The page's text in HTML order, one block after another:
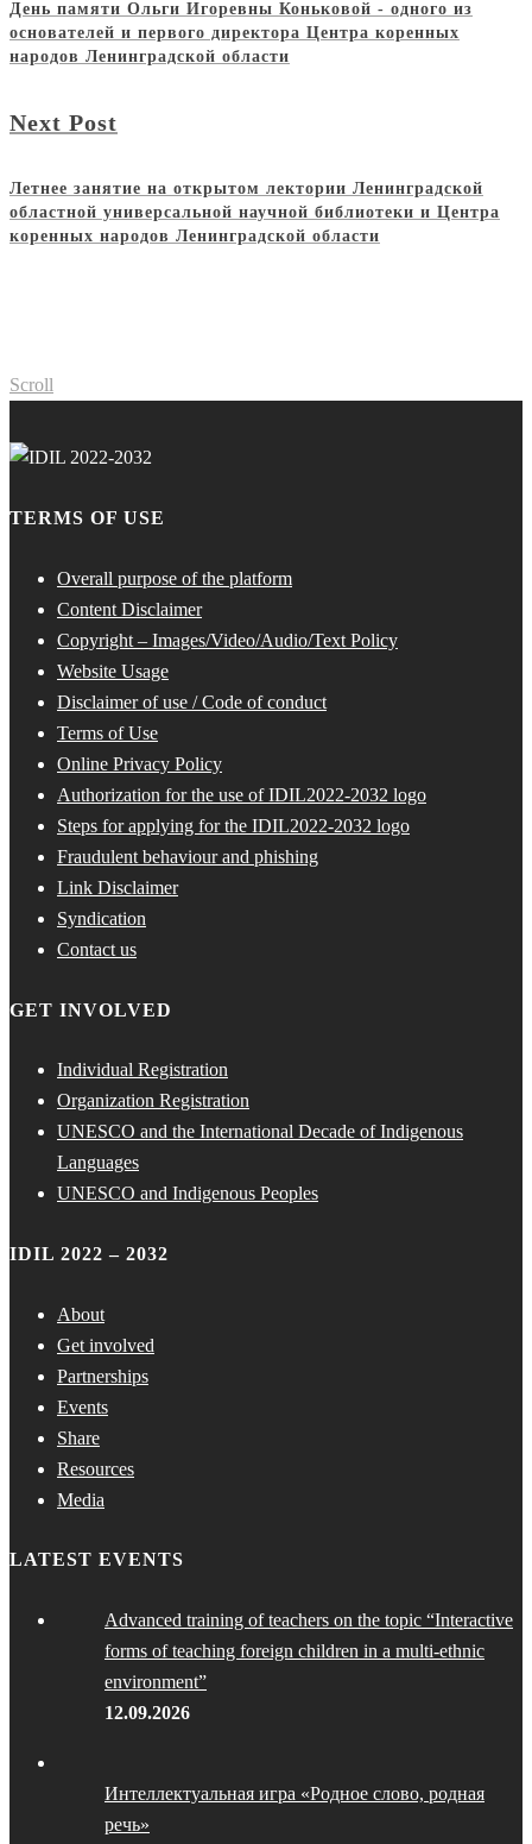
День памяти Ольги Игоревны Коньковой - одного из
основателей и первого директора Центра коренных
народов Ленинградской области
Next Post
Летнее занятие на открытом лектории Ленинградской
областной универсальной научной библиотеки и Центра
коренных народов Ленинградской области
Scroll
TERMS OF USE
Overall purpose of the platform
Content Disclaimer
Copyright – Images/Video/Audio/Text Policy
Website Usage
Disclaimer of use / Code of conduct
Terms of Use
Online Privacy Policy
Authorization for the use of IDIL2022-2032 logo
Steps for applying for the IDIL2022-2032 logo
Fraudulent behaviour and phishing
Link Disclaimer
Syndication
Contact us
GET INVOLVED
Individual Registration
Organization Registration
UNESCO and the International Decade of Indigenous
Languages
UNESCO and Indigenous Peoples
IDIL 2022 – 2032
About
Get involved
Partnerships
Events
Share
Resources
Media
LATEST EVENTS
Advanced training of teachers on the topic “Interactive
forms of teaching foreign children in a multi-ethnic
environment”
12.09.2026
Интеллектуальная игра «Родное слово, родная
речь»